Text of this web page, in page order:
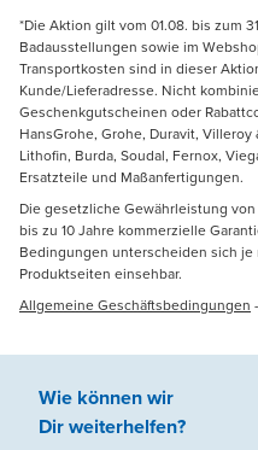
*Die Aktion gilt vom 01.08. bis zum
Badausstellungen sowie im
Transportkosten sind in dieser
Kunde/Lieferadresse. Nicht
Geschenkgutscheinen oder
HansGrohe, Grohe, Duravit,
Lithofin, Burda, Soudal, Fernox,
Ersatzteile und Maßanfertigungen.
Die gesetzliche Gewährleistung
bis zu 10 Jahre kommerzielle
Bedingungen unterscheiden sich je
Produktseiten einsehbar.
Allgemeine Geschäftsbedingungen -
Wie können wir
Dir weiterhelfen?